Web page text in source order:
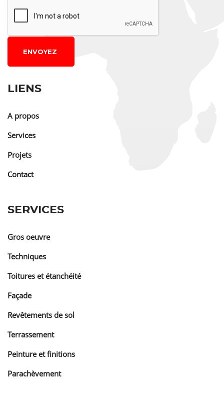
ENVOYEZ
LIENS
A propos
Services
Projets
Contact
SERVICES
Gros oeuvre
Techniques
Toitures et étanchéité
Façade
Revêtements de sol
Terrassement
Peinture et finitions
Parachèvement